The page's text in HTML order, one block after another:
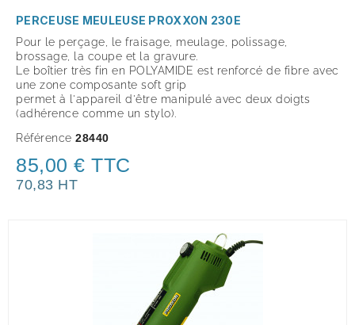
PERCEUSE MEULEUSE PROXXON 230E
Pour le perçage, le fraisage, meulage, polissage,
brossage, la coupe et la gravure.
Le boîtier très fin en POLYAMIDE est renforcé de fibre avec
une zone composante soft grip
permet à l'appareil d'être manipulé avec deux doigts
(adhérence comme un stylo).
Référence 28440
85,00 € TTC
70,83 HT